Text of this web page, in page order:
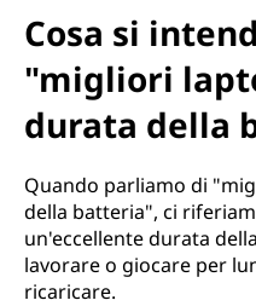
Cosa si
"migliori
durata della
Quando parliamo di
della batteria", ci
un'eccellente durata
lavorare o giocare per
ricaricare.